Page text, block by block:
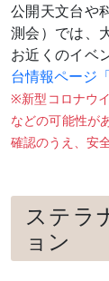
公開天文台や
測会）では、
お近くのイベ
台情報ページ
※新型コロナウ
などの可能性が
確認のうえ、安
ステラ
ョン